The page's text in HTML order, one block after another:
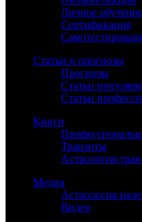
Личное
Сертификация
Статьи и прогнозы
Прогнозы
Статьи
Статьи
Книги
Транзиты
Астрология
Медиа
Астрология
Видео